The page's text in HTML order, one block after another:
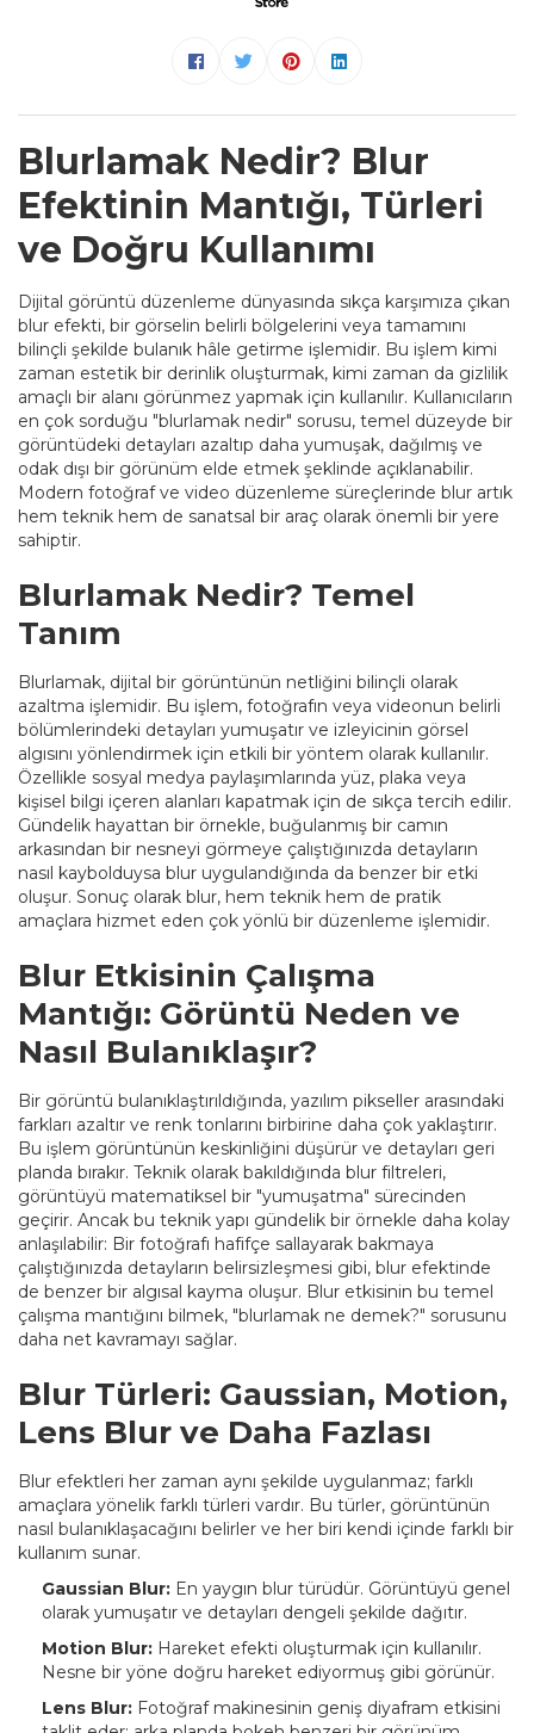
Blurlamak Nedir? Blur
Efektinin Mantığı, Türleri
ve Doğru Kullanımı
Dijital görüntü düzenleme dünyasında sıkça karşımıza çıkan
blur efekti, bir görselin belirli bölgelerini veya tamamını
bilinçli şekilde bulanık hâle getirme işlemidir. Bu işlem kimi
zaman estetik bir derinlik oluşturmak, kimi zaman da gizlilik
amaçlı bir alanı görünmez yapmak için kullanılır. Kullanıcıların
en çok sorduğu "blurlamak nedir" sorusu, temel düzeyde bir
görüntüdeki detayları azaltıp daha yumuşak, dağılmış ve
odak dışı bir görünüm elde etmek şeklinde açıklanabilir.
Modern fotoğraf ve video düzenleme süreçlerinde blur artık
hem teknik hem de sanatsal bir araç olarak önemli bir yere
sahiptir.
Blurlamak Nedir? Temel
Tanım
Blurlamak, dijital bir görüntünün netliğini bilinçli olarak
azaltma işlemidir. Bu işlem, fotoğrafın veya videonun belirli
bölümlerindeki detayları yumuşatır ve izleyicinin görsel
algısını yönlendirmek için etkili bir yöntem olarak kullanılır.
Özellikle sosyal medya paylaşımlarında yüz, plaka veya
kişisel bilgi içeren alanları kapatmak için de sıkça tercih edilir.
Gündelik hayattan bir örnekle, buğulanmış bir camın
arkasından bir nesneyi görmeye çalıştığınızda detayların
nasıl kaybolduysa blur uygulandığında da benzer bir etki
oluşur. Sonuç olarak blur, hem teknik hem de pratik
amaçlara hizmet eden çok yönlü bir düzenleme işlemidir.
Blur Etkisinin Çalışma
Mantığı: Görüntü Neden ve
Nasıl Bulanıklaşır?
Bir görüntü bulanıklaştırıldığında, yazılım pikseller arasındaki
farkları azaltır ve renk tonlarını birbirine daha çok yaklaştırır.
Bu işlem görüntünün keskinliğini düşürür ve detayları geri
planda bırakır. Teknik olarak bakıldığında blur filtreleri,
görüntüyü matematiksel bir "yumuşatma" sürecinden
geçirir. Ancak bu teknik yapı gündelik bir örnekle daha kolay
anlaşılabilir: Bir fotoğrafı hafifçe sallayarak bakmaya
çalıştığınızda detayların belirsizleşmesi gibi, blur efektinde
de benzer bir algısal kayma oluşur. Blur etkisinin bu temel
çalışma mantığını bilmek, "blurlamak ne demek?" sorusunu
daha net kavramayı sağlar.
Blur Türleri: Gaussian, Motion,
Lens Blur ve Daha Fazlası
Blur efektleri her zaman aynı şekilde uygulanmaz; farklı
amaçlara yönelik farklı türleri vardır. Bu türler, görüntünün
nasıl bulanıklaşacağını belirler ve her biri kendi içinde farklı bir
kullanım sunar.
Gaussian Blur: En yaygın blur türüdür. Görüntüyü genel
olarak yumuşatır ve detayları dengeli şekilde dağıtır.
Motion Blur: Hareket efekti oluşturmak için kullanılır.
Nesne bir yöne doğru hareket ediyormuş gibi görünür.
Lens Blur: Fotoğraf makinesinin geniş diyafram etkisini